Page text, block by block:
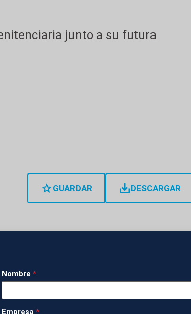
junto a su futura
GUARDAR DESCARGAR
Nombre *
Empresa *
una instalación penitenciaria de
ha realizado un tour por la célebre
Seguridad, Trinidad Steinert, y el